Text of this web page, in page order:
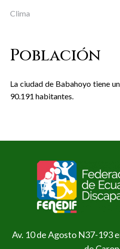
Clima
Población
La ciudad de Babahoyo tiene
90.191 habitantes.
Av. 10 de Agosto N37-193